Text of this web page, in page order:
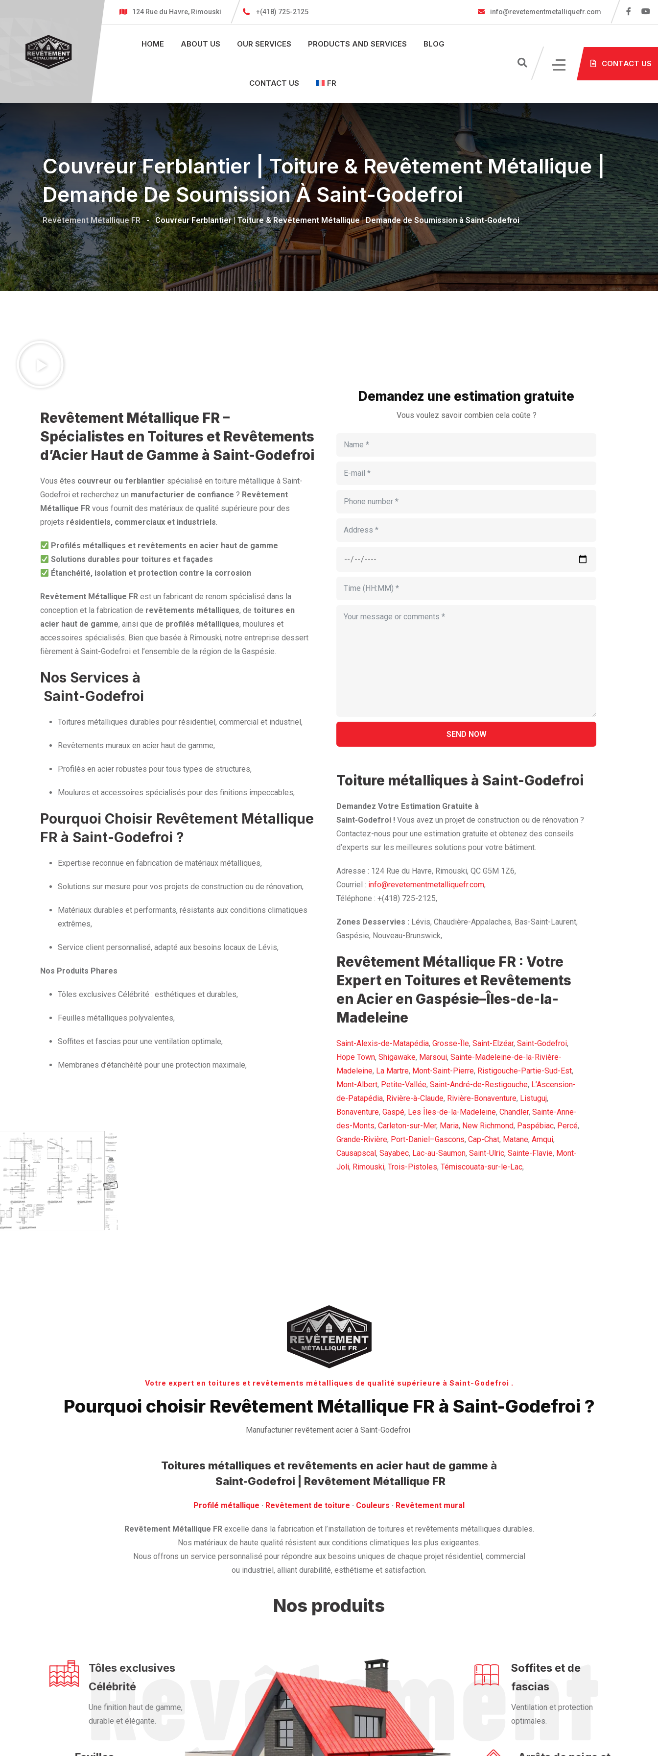
124 Rue du Havre, Rimouski +(418) 725-2125 info@revetementmetalliquefr.com
HOME ABOUT US OUR SERVICES PRODUCTS AND SERVICES BLOG
CONTACT US FR
CONTACT US
Couvreur Ferblantier | Toiture & Revêtement Métallique |
Demande De Soumission À Saint-Godefroi
Revêtement Métallique FR - Couvreur Ferblantier | Toiture & Revêtement Métallique | Demande de Soumission à Saint-Godefroi
Revêtement Métallique FR –
Spécialistes en Toitures et Revêtements
d’Acier Haut de Gamme à Saint-Godefroi
Vous êtes couvreur ou ferblantier spécialisé en toiture métallique à Saint-
Godefroi et recherchez un manufacturier de confiance ? Revêtement
Métallique FR vous fournit des matériaux de qualité supérieure pour des
projets résidentiels, commerciaux et industriels.
Profilés métalliques et revêtements en acier haut de gamme
Solutions durables pour toitures et façades
Étanchéité, isolation et protection contre la corrosion
Revêtement Métallique FR est un fabricant de renom spécialisé dans la
conception et la fabrication de revêtements métalliques, de toitures en
acier haut de gamme, ainsi que de profilés métalliques, moulures et
accessoires spécialisés. Bien que basée à Rimouski, notre entreprise dessert
fièrement à Saint-Godefroi et l’ensemble de la région de la Gaspésie.
Nos Services à
Saint-Godefroi
Toitures métalliques durables pour résidentiel, commercial et industriel,
Revêtements muraux en acier haut de gamme,
Profilés en acier robustes pour tous types de structures,
Moulures et accessoires spécialisés pour des finitions impeccables,
Pourquoi Choisir Revêtement Métallique
FR à Saint-Godefroi ?
Expertise reconnue en fabrication de matériaux métalliques,
Solutions sur mesure pour vos projets de construction ou de rénovation,
Matériaux durables et performants, résistants aux conditions climatiques
extrêmes,
Service client personnalisé, adapté aux besoins locaux de Lévis,
Nos Produits Phares
Tôles exclusives Célébrité : esthétiques et durables,
Feuilles métalliques polyvalentes,
Soffites et fascias pour une ventilation optimale,
Membranes d’étanchéité pour une protection maximale,
Demandez une estimation gratuite
Vous voulez savoir combien cela coûte ?
Toiture métalliques à Saint-Godefroi
Demandez Votre Estimation Gratuite à
Saint-Godefroi ! Vous avez un projet de construction ou de rénovation ?
Contactez-nous pour une estimation gratuite et obtenez des conseils
d’experts sur les meilleures solutions pour votre bâtiment.
Adresse : 124 Rue du Havre, Rimouski, QC G5M 1Z6,
Courriel : info@revetementmetalliquefr.com,
Téléphone : +(418) 725-2125,
Zones Desservies : Lévis, Chaudière-Appalaches, Bas-Saint-Laurent,
Gaspésie, Nouveau-Brunswick,
Revêtement Métallique FR : Votre
Expert en Toitures et Revêtements
en Acier en Gaspésie–Îles-de-la-
Madeleine
Saint-Alexis-de-Matapédia, Grosse-Île, Saint-Elzéar, Saint-Godefroi,
Hope Town, Shigawake, Marsoui, Sainte-Madeleine-de-la-Rivière-
Madeleine, La Martre, Mont-Saint-Pierre, Ristigouche-Partie-Sud-Est,
Mont-Albert, Petite-Vallée, Saint-André-de-Restigouche, L’Ascension-
de-Patapédia, Rivière-à-Claude, Rivière-Bonaventure, Listuguj,
Bonaventure, Gaspé, Les Îles-de-la-Madeleine, Chandler, Sainte-Anne-
des-Monts, Carleton-sur-Mer, Maria, New Richmond, Paspébiac, Percé,
Grande-Rivière, Port-Daniel–Gascons, Cap-Chat, Matane, Amqui,
Causapscal , Sayabec, Lac-au-Saumon, Saint-Ulric, Sainte-Flavie, Mont-
Joli, Rimouski, Trois-Pistoles, Témiscouata-sur-le-Lac,
Votre expert en toitures et revêtements métalliques de qualité supérieure à Saint-Godefroi .
Pourquoi choisir Revêtement Métallique FR à Saint-Godefroi ?
Manufacturier revêtement acier à Saint-Godefroi
Toitures métalliques et revêtements en acier haut de gamme à
Saint-Godefroi | Revêtement Métallique FR
Profilé métallique · ‎ Revêtement de toiture · ‎ Couleurs · ‎Revêtement mural
Revêtement Métallique FRexcelle dans la fabrication et l’installation de toitures et revêtements métalliques durables.
Nos matériaux de haute qualité résistent aux conditions climatiques les plus exigeantes.
Nous offrons un service personnalisé pour répondre aux besoins uniques de chaque projet résidentiel, commercial
ou industriel, alliant durabilité, esthétisme et satisfaction.
Nos produits
Tôles exclusives
Célébrité
Une finition haut de gamme,
durable et élégante.
Soffites et de
fascias
Ventilation et protection
optimales.